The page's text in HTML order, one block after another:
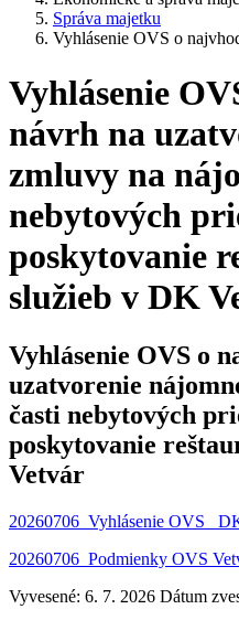
Správa majetku
Vyhlásenie OVS o
Vyhlásenie
návrh na
zmluvy na
nebytových
poskytovanie
služieb v DK
Vyhlásenie OVS o
uzatvorenie
časti nebytových
poskytovanie
Vetvár
20260706_Vyhlásenie OVS_
20260706_Podmienky OVS
Vyvesené: 6. 7. 2026 Dátum